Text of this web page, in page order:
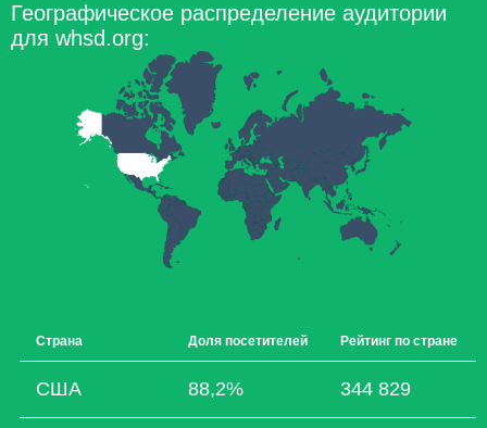
Географическое распределение аудитории
для whsd.org:
Страна Доля посетителей Рейтинг по стране
США 88,2% 344 829